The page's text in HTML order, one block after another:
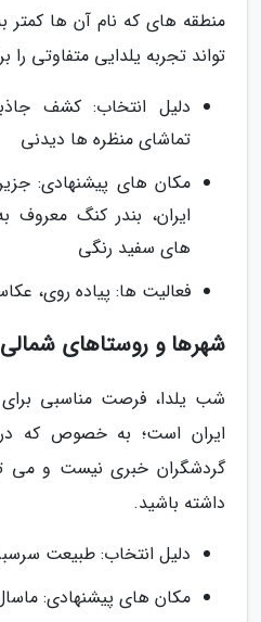
منطقه های که نام آن ها
تواند تجربه یلدایی متفاوتی را
دلیل انتخاب: کشف
تماشای منظره ها دیدنی
مکان های پیشنهادی:
ایران، بندر کنگ معروف
های سفید رنگی
فعالیت ها: پیاده روی،
شهرها و روستاهای شمالی
شب یلدا، فرصت مناسبی
ایران است؛ به خصوص که در
گردشگران خبری نیست و می
داشته باشید.
دلیل انتخاب: طبیعت
مکان های پیشنهادی: